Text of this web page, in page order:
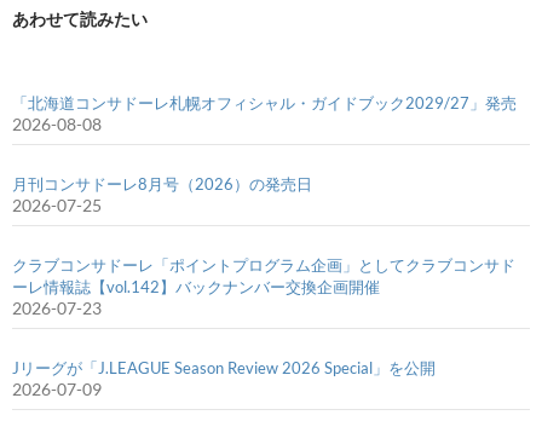
あわせて読みたい
「北海道コンサドーレ札幌オフィシャル・ガイドブック2029/27」発売
2026-08-08
月刊コンサドーレ8月号（2026）の発売日
2026-07-25
クラブコンサドーレ「ポイントプログラム企画」としてクラブコンサド
ーレ情報誌【vol.142】バックナンバー交換企画開催
2026-07-23
Jリーグが「J.LEAGUE Season Review 2026 Special」を公開
2026-07-09